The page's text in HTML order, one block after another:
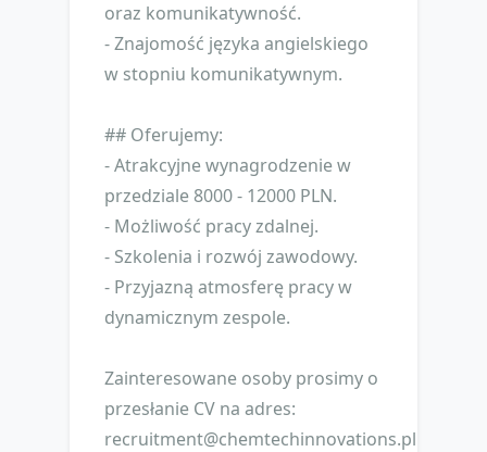
oraz komunikatywność.
- Znajomość języka angielskiego
w stopniu komunikatywnym.
## Oferujemy:
- Atrakcyjne wynagrodzenie w
przedziale 8000 - 12000 PLN.
- Możliwość pracy zdalnej.
- Szkolenia i rozwój zawodowy.
- Przyjazną atmosferę pracy w
dynamicznym zespole.
Zainteresowane osoby prosimy o
przesłanie CV na adres:
recruitment@chemtechinnovations.pl